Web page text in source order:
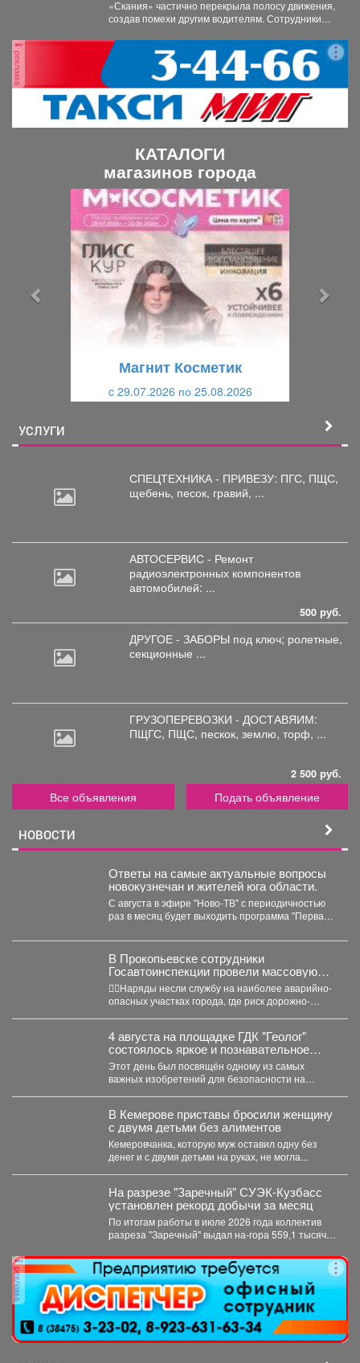
«Скания» частично перекрыла полосу движения,
создав помехи другим водителям. Сотрудники
реклама
КАТАЛОГИ
магазинов города
Магнит Косметик
c 29.07.2026 по 25.08.2026
УСЛУГИ
СПЕЦТЕХНИКА - ПРИВЕЗУ: ПГС, ПЩС,
щебень, песок, гравий, ...
АВТОСЕРВИС - Ремонт
радиоэлектронных компонентов
автомобилей: ...
500 руб.
ДРУГОЕ - ЗАБОРЫ под ключ; ролетные,
секционные ...
ГРУЗОПЕРЕВОЗКИ - ДОСТАВЯИМ:
ПЩГС, ПЩС, пескок, землю, торф, ...
2 500 руб.
Все объявления Подать объявление
НОВОСТИ
Ответы на самые актуальные вопросы
новокузнечан и жителей юга области.
С августа в эфире "Ново-ТВ" с периодичностью
раз в месяц будет выходить программа "Первая
В Прокопьевске сотрудники
Госавтоинспекции провели массовую
проверку водителей
👮‍♂Наряды несли службу на наиболее аварийно-
опасных участках города, где риск дорожно-
4 августа на площадке ГДК "Геолог"
состоялось яркое и познавательное
мероприятие - "День Светофора".
Этот день был посвящён одному из самых
важных изобретений для безопасности на
В Кемерове приставы бросили женщину
с двумя детьми без алиментов
Кемеровчанка, которую муж оставил одну без
денег и с двумя детьми на руках, не могла...
На разрезе "Заречный" СУЭК-Кузбасс
установлен рекорд добычи за месяц
По итогам работы в июле 2026 года коллектив
разреза "Заречный" выдал на-гора 559,1 тысяч
реклама